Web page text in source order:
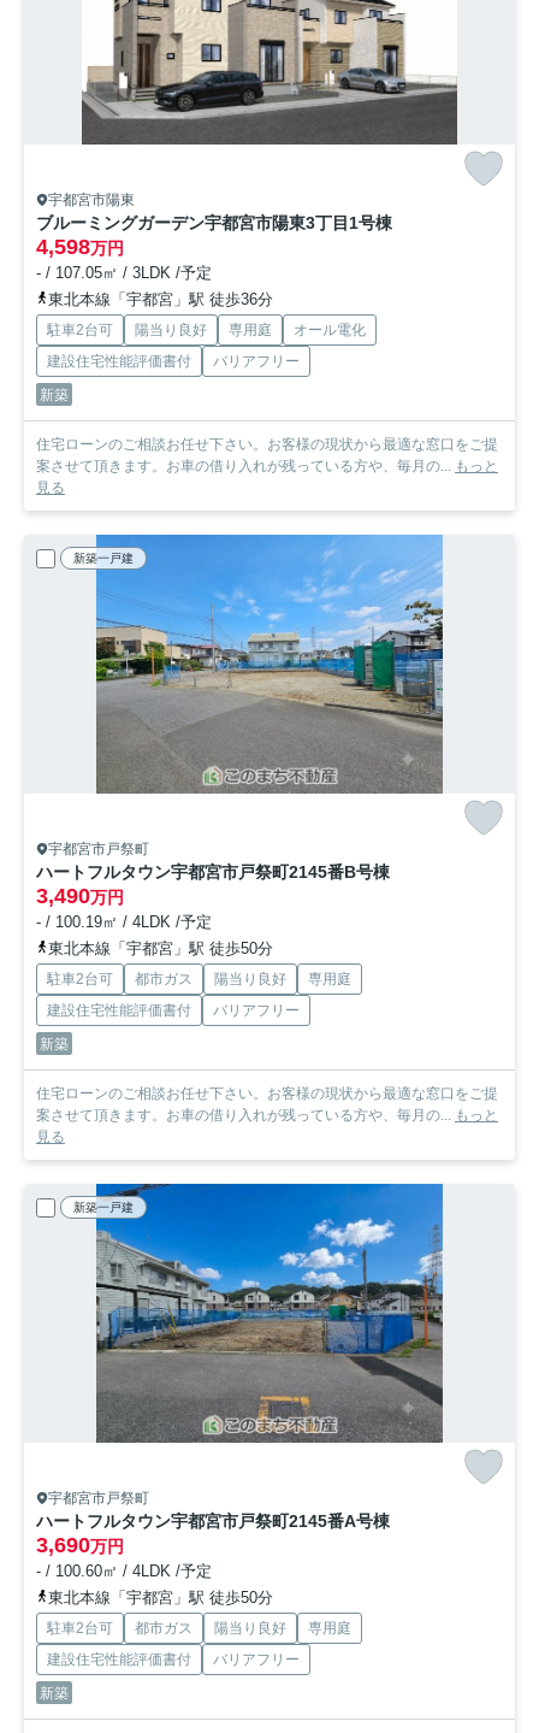
宇都宮市陽東
ブルーミングガーデン宇都宮市陽東3丁目1号棟
4,598万円
- / 107.05㎡ / 3LDK /予定
東北本線「宇都宮」駅 徒歩36分
駐車2台可 陽当り良好 専用庭
オール電化
建設住宅性能評価書付
バリアフリー
新築
住宅ローンのご相談お任せ下さい。お客様の現状から最適な窓口をご提
案させて頂きます。お車の借り入れが残っている方や、毎月の... もっと
見る
新築一戸建
宇都宮市戸祭町
ハートフルタウン宇都宮市戸祭町2145番B号棟
3,490万円
- / 100.19㎡ / 4LDK /予定
東北本線「宇都宮」駅 徒歩50分
駐車2台可 都市ガス 陽当り良好
専用庭
建設住宅性能評価書付
バリアフリー
新築
住宅ローンのご相談お任せ下さい。お客様の現状から最適な窓口をご提
案させて頂きます。お車の借り入れが残っている方や、毎月の... もっと
見る
新築一戸建
宇都宮市戸祭町
ハートフルタウン宇都宮市戸祭町2145番A号棟
3,690万円
- / 100.60㎡ / 4LDK /予定
東北本線「宇都宮」駅 徒歩50分
駐車2台可 都市ガス 陽当り良好
専用庭
建設住宅性能評価書付
バリアフリー
新築